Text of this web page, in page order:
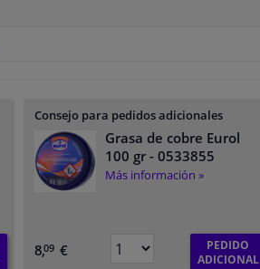
Consejo para pedidos adicionales
Grasa de cobre Eurol
100 gr- 0533855
Más información »
8,09 €
PEDIDO
ADICIONAL